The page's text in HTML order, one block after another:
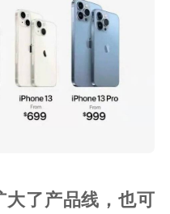
大了产品线，也可